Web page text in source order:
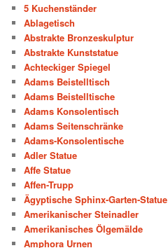
5 Kuchenständer
Ablagetisch
Abstrakte Bronzeskulptur
Abstrakte Kunststatue
Achteckiger Spiegel
Adams Beistelltisch
Adams Beistelltische
Adams Konsolentisch
Adams Seitenschränke
Adams-Konsolentische
Adler Statue
Affe Statue
Affen-Trupp
Ägyptische Sphinx-Garten-Statue
Amerikanischer Steinadler
Amerikanisches Ölgemälde
Amphora Urnen